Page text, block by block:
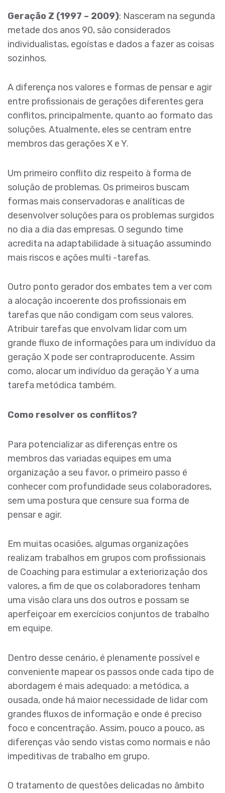
Geração Z (1997 – 2009): Nasceram na segunda
metade dos anos 90, são considerados
individualistas, egoístas e dados a fazer as coisas
sozinhos.
A diferença nos valores e formas de pensar e agir
entre profissionais de gerações diferentes gera
conflitos, principalmente, quanto ao formato das
soluções. Atualmente, eles se centram entre
membros das gerações X e Y.
Um primeiro conflito diz respeito à forma de
solução de problemas. Os primeiros buscam
formas mais conservadoras e analíticas de
desenvolver soluções para os problemas surgidos
no dia a dia das empresas. O segundo time
acredita na adaptabilidade à situação assumindo
mais riscos e ações multi -tarefas.
Outro ponto gerador dos embates tem a ver com
a alocação incoerente dos profissionais em
tarefas que não condigam com seus valores.
Atribuir tarefas que envolvam lidar com um
grande fluxo de informações para um indivíduo da
geração X pode ser contraproducente. Assim
como, alocar um indivíduo da geração Y a uma
tarefa metódica também.
Como resolver os conflitos?
Para potencializar as diferenças entre os
membros das variadas equipes em uma
organização a seu favor, o primeiro passo é
conhecer com profundidade seus colaboradores,
sem uma postura que censure sua forma de
pensar e agir.
Em muitas ocasiões, algumas organizações
realizam trabalhos em grupos com profissionais
de Coaching para estimular a exteriorização dos
valores, a fim de que os colaboradores tenham
uma visão clara uns dos outros e possam se
aperfeiçoar em exercícios conjuntos de trabalho
em equipe.
Dentro desse cenário, é plenamente possível e
conveniente mapear os passos onde cada tipo de
abordagem é mais adequado: a metódica, a
ousada, onde há maior necessidade de lidar com
grandes fluxos de informação e onde é preciso
foco e concentração. Assim, pouco a pouco, as
diferenças vão sendo vistas como normais e não
impeditivas de trabalho em grupo.
O tratamento de questões delicadas no âmbito